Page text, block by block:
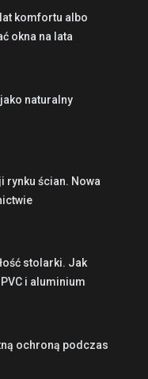
komfortu albo
okna na lata
naturalny
rynku ścian. Nowa
stolarki. Jak
i aluminium
ochroną podczas